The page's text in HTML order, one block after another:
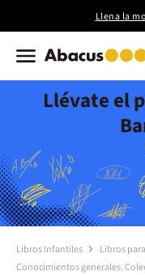
Llena la
Llévate el
Libros Infantiles
Libros
Conocimientos generales.